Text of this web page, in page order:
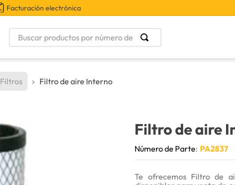
Facturación electrónica
Buscar productos por número de parte
Filtros Filtro de aire Interno
Filtro de aire
Número de Parte: PA2837
Te ofrecemos Filtro de